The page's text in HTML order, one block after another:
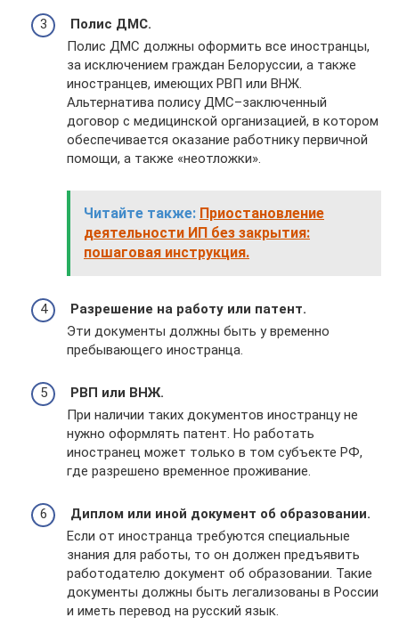
Полис ДМС.
Полис ДМС должны оформить все иностранцы,
за исключением граждан Белоруссии, а также
иностранцев, имеющих РВП или ВНЖ.
Альтернатива полису ДМС–заключенный
договор с медицинской организацией, в котором
обеспечивается оказание работнику первичной
помощи, а также «неотложки».
Читайте также: Приостановление
деятельности ИП без закрытия:
пошаговая инструкция.
Разрешение на работу или патент.
Эти документы должны быть у временно
пребывающего иностранца.
РВП или ВНЖ.
При наличии таких документов иностранцу не
нужно оформлять патент. Но работать
иностранец может только в том субъекте РФ,
где разрешено временное проживание.
Диплом или иной документ об образовании.
Если от иностранца требуются специальные
знания для работы, то он должен предъявить
работодателю документ об образовании. Такие
документы должны быть легализованы в России
и иметь перевод на русский язык.